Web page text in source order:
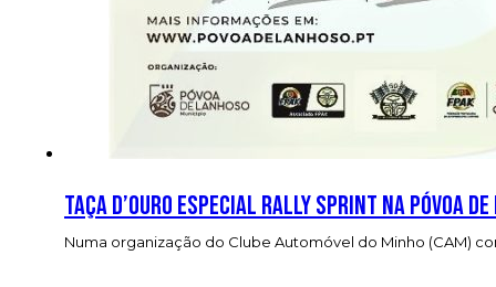
Taça D’Ouro Especial Rally Sprint na Póvoa
Numa organização do Clube Automóvel do Minho (CAM)